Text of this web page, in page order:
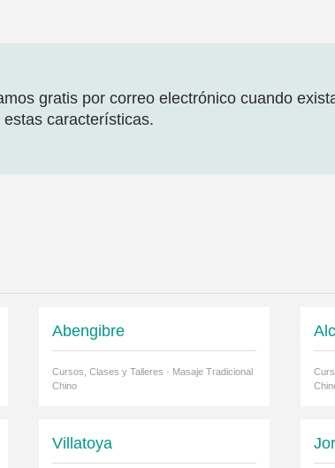
gratis por correo electrónico cuando
características.
Abengibre
Cursos, Clases y Talleres · Masaje Tradicional
Chino
Villatoya